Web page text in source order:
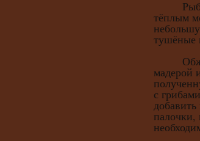
тёплым
тушёные
мадерой
с
палочки,